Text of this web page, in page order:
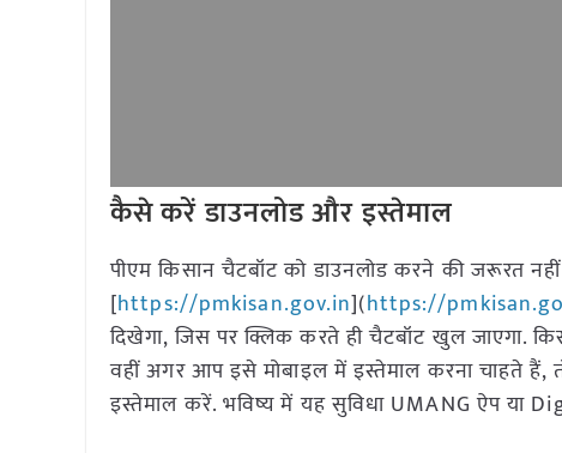
कैसे करें डाउनलोड और इस्तेमाल
पीएम किसान चैटबॉट को डाउनलोड करने की जरूरत
[https://pmkisan.gov.in](https://
दिखेगा, जिस पर क्लिक करते ही चैटबॉट खुल जाएगा.
वहीं अगर आप इसे मोबाइल में इस्तेमाल करना चाहते हैं,
इस्तेमाल करें. भविष्य में यह सुविधा UMANG ऐप या